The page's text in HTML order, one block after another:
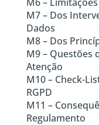
M7 – Dos
Dados
M8 – Dos
M9 – Questões
Atenção
M10 – Check-
RGPD
M11 –
Regulamento